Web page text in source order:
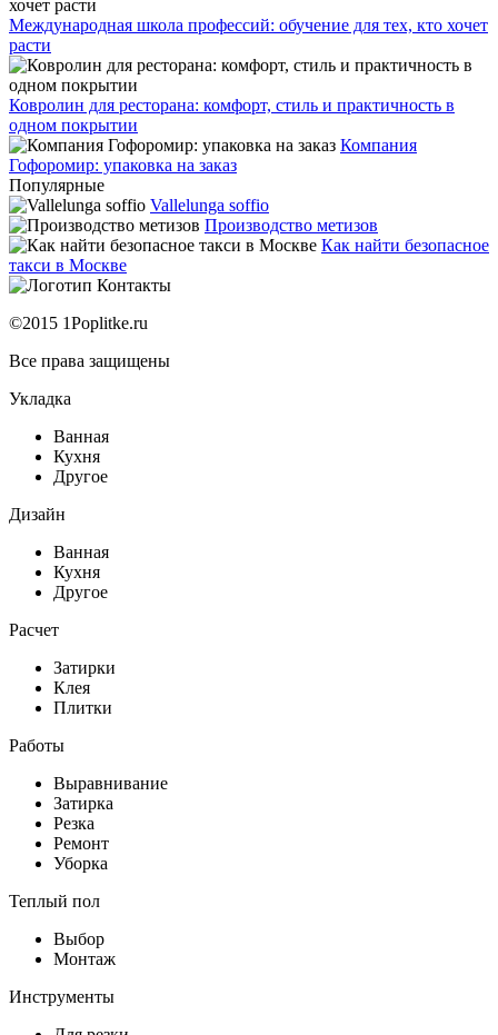
Международная школа профессий: обучение для тех, кто хочет
расти
Ковролин для ресторана: комфорт, стиль и практичность в
одном покрытии
Компания
Гофоромир: упаковка на заказ
Популярные
Vallelunga soffio
Производство метизов
Как найти безопасное
такси в Москве
Контакты
©2015 1Poplitke.ru
Все права защищены
Укладка
Ванная
Кухня
Другое
Дизайн
Ванная
Кухня
Другое
Расчет
Затирки
Клея
Плитки
Работы
Выравнивание
Затирка
Резка
Ремонт
Уборка
Теплый пол
Выбор
Монтаж
Инструменты